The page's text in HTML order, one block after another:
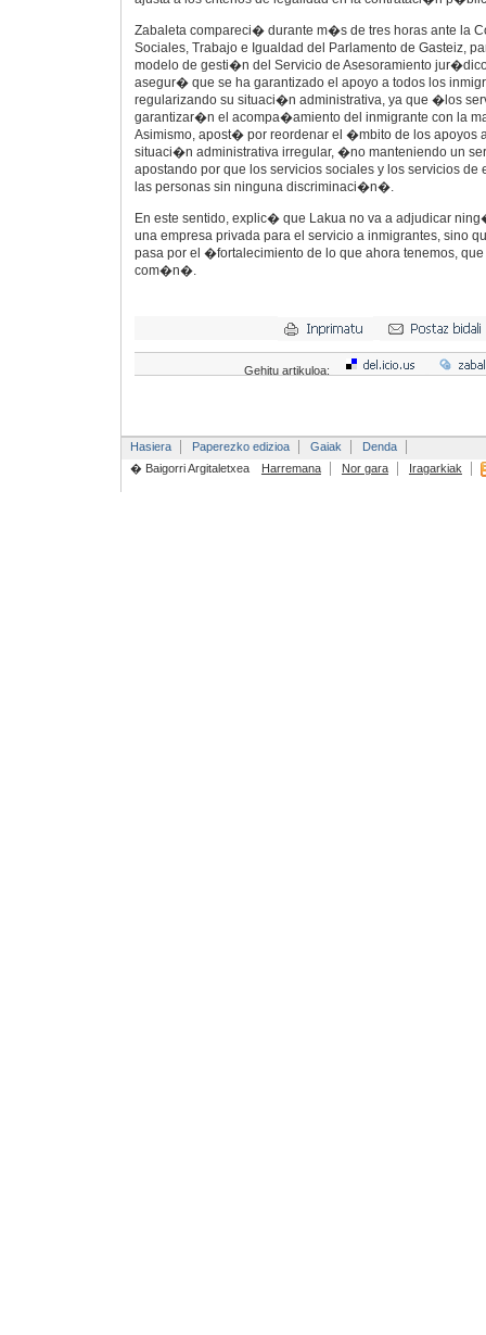
Zabaleta compareci� durante m�s de tres horas ante la
Sociales, Trabajo e Igualdad del Parlamento de Gasteiz,
modelo de gesti�n del Servicio de Asesoramiento
asegur� que se ha garantizado el apoyo a todos los
regularizando su situaci�n administrativa, ya que �los
garantizar�n el acompa�amiento del inmigrante con la
Asimismo, apost� por reordenar el �mbito de los apoyos
situaci�n administrativa irregular, �no manteniendo un
apostando por que los servicios sociales y los servicios de
las personas sin ninguna discriminaci�n�.
En este sentido, explic� que Lakua no va a adjudicar
una empresa privada para el servicio a inmigrantes, sino
pasa por el �fortalecimiento de lo que ahora tenemos,
com�n�.
Gehitu artikuloa:
Hasiera Paperezko edizioa Gaiak
Denda
� Baigorri Argitaletxea
Harremana Nor gara Iragarkiak